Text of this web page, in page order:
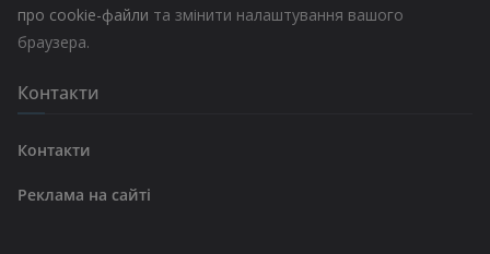
про cookie-файли та змінити налаштування вашого
браузера.
Контакти
Контакти
Реклама на сайті